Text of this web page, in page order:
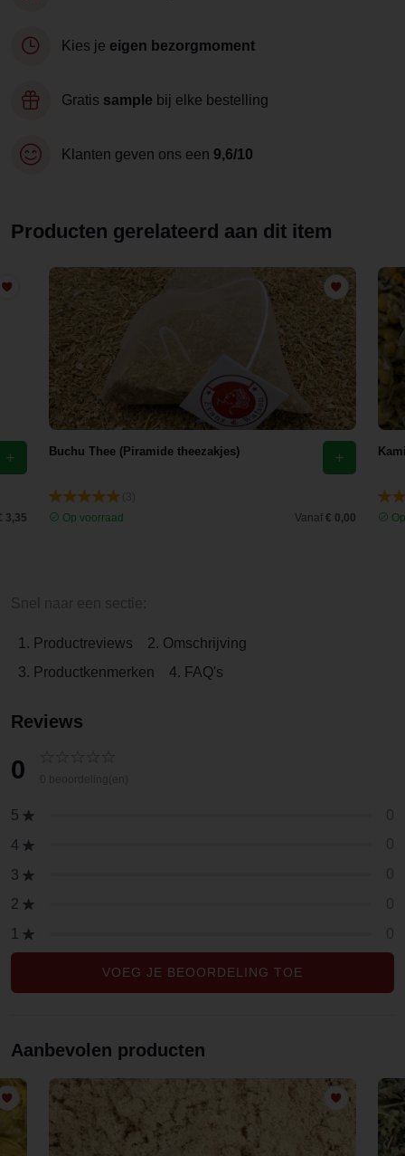
Kies je eigen bezorgmoment
Gratis sample bij elke bestelling
Klanten geven ons een 9,6/10
Producten gerelateerd aan dit item
3,35
Buchu Thee (Piramide theezakjes)
Op voorraad
Vanaf € 0,00
1. Productreviews
2. Omschrijving
3. Productkenmerken
4. FAQ's
Reviews
0
5
4
3
2
1
VOEG JE BEOORDELING TOE
Aanbevolen producten